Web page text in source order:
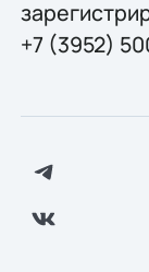
+7 (3952)